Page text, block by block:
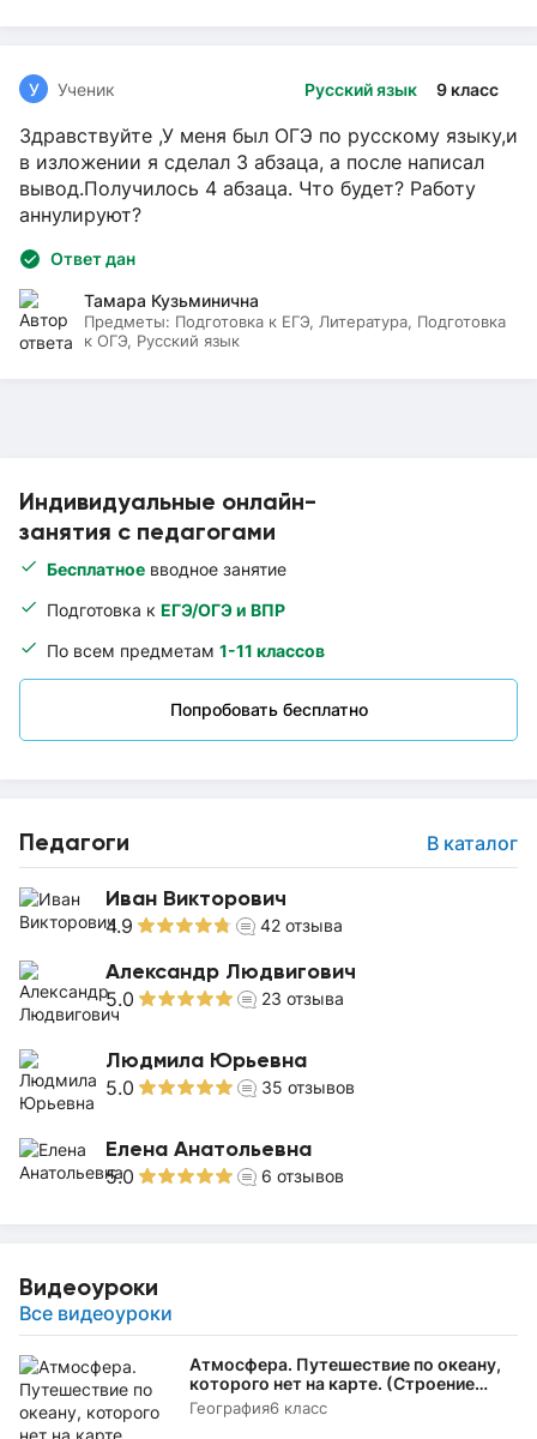
Индивидуальные онлайн-
занятия с педагогами
Бесплатное вводное занятие
Подготовка к ЕГЭ/ОГЭ и ВПР
По всем предметам 1-11 классов
Попробовать бесплатно
Педагоги В каталог
Иван Викторович
4.9 42 отзыва
Александр Людвигович
5.0 23 отзыва
Людмила Юрьевна
5.0 35 отзывов
Елена Анатольевна
5.0 6 отзывов
Видеоуроки
Все видеоуроки
Атмосфера. Путешествие по океану,
которого нет на карте. (Строение
атмосферы)
География6 класс
Русский язык 9 класс
У Ученик
Здравствуйте ,У меня был ОГЭ по русскому языку,и
в изложении я сделал 3 абзаца, а после написал
вывод.Получилось 4 абзаца. Что будет? Работу
аннулируют?
Ответ дан
Тамара Кузьминична
Предметы: Подготовка к ЕГЭ, Литература, Подготовка
к ОГЭ, Русский язык